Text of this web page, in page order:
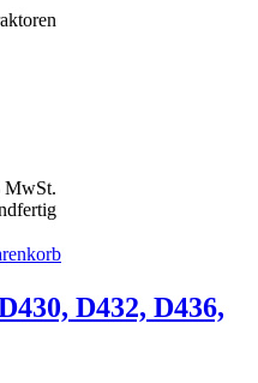
MwSt.
D432, D436,